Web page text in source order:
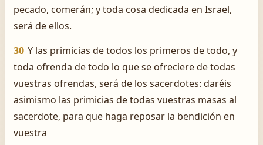
pecado, comerán; y toda cosa dedicada en Israel,
será de ellos.
30 Y las primicias de todos los primeros de todo, y
toda ofrenda de todo lo que se ofreciere de todas
vuestras ofrendas, será de los sacerdotes: daréis
asimismo las primicias de todas vuestras masas al
sacerdote, para que haga reposar la bendición en
vuestra